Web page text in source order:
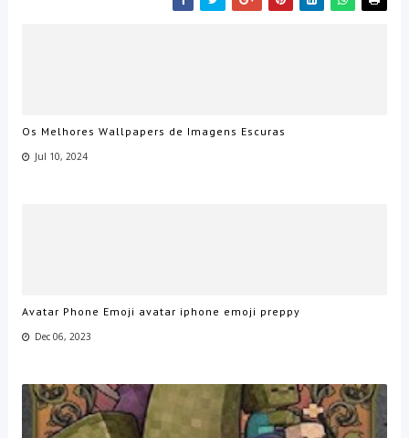
Os Melhores Wallpapers de Imagens Escuras
Jul 10, 2024
Avatar Phone Emoji avatar iphone emoji preppy
Dec 06, 2023